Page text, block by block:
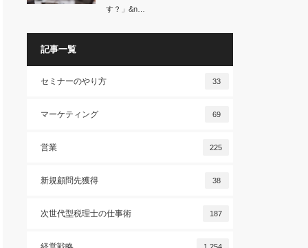
す？」&n…
記事一覧
セミナーのやり方 33
マーケティング 69
営業 225
新規顧問先獲得 38
次世代型税理士の仕事術 187
1,254